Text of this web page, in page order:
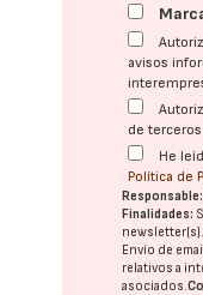
avisos
de
He
Política de
Responsable:
Finalidades:
Envío de
relativos a
asociados.